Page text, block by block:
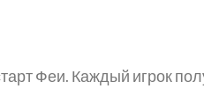
Феи. Каждый игрок